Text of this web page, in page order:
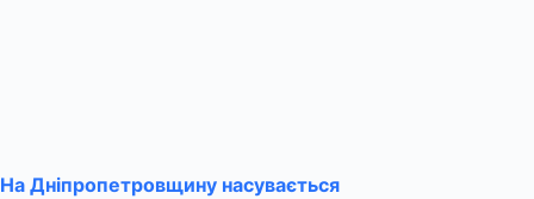
На Дніпропетровщину насувається